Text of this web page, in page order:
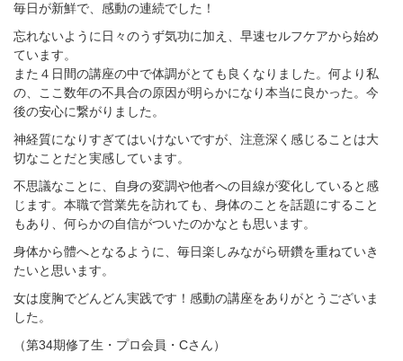
毎日が新鮮で、感動の連続でした！
忘れないように日々のうず気功に加え、早速セルフケアから始め
ています。
また４日間の講座の中で体調がとても良くなりました。何より私
の、ここ数年の不具合の原因が明らかになり本当に良かった。今
後の安心に繋がりました。
神経質になりすぎてはいけないですが、注意深く感じることは大
切なことだと実感しています。
不思議なことに、自身の変調や他者への目線が変化していると感
じます。本職で営業先を訪れても、身体のことを話題にすること
もあり、何らかの自信がついたのかなとも思います。
身体から體へとなるように、毎日楽しみながら研鑽を重ねていき
たいと思います。
女は度胸でどんどん実践です！感動の講座をありがとうございま
した。
（第34期修了生・プロ会員・Cさん）